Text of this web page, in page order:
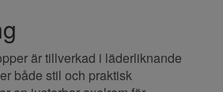
är tillverkad i läderliknande
både stil och praktisk